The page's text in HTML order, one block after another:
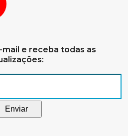
e receba todas as